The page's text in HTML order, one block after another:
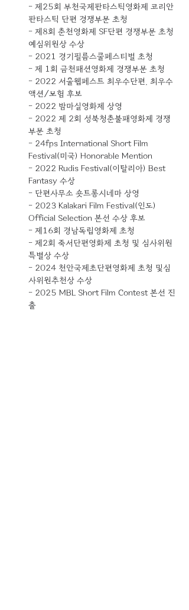
- 제25회 부천국제판타스틱영화제 코리안
판타스틱 단편 경쟁부문 초청
- 제8회 춘천영화제 SF단편 경쟁부문 초청
예심위원상 수상
- 2021 경기필름스쿨페스티벌 초청
- 제 1회 금천패션영화제 경쟁부문 초청
- 2022 서울웹페스트 최우수단편, 최우수
액션/모험 후보
- 2022 밤마실영화제 상영
- 2022 제 2회 성북청춘불패영화제 경쟁
부문 초청
- 24fps International Short Film
Festival(미국) Honorable Mention
- 2022 Rudis Festival(이탈리아) Best
Fantasy 수상
- 단편사무소 숏트롱시네마 상영
- 2023 Kalakari Film Festival(인도)
Official Selection 본선 수상 후보
- 제16회 경남독립영화제 초청
- 제2회 죽서단편영화제 초청 및 심사위원
특별상 수상
- 2024 천안국제초단편영화제 초청 및심
사위원추천상 수상
- 2025 MBL Short Film Contest 본선 진
출